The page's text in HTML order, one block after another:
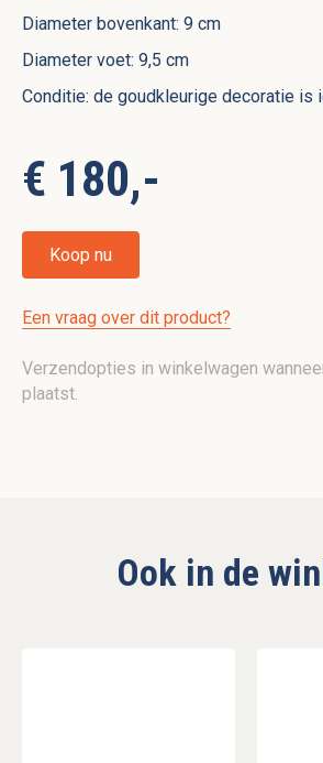
Diameter bovenkant: 9 cm
Diameter voet: 9,5 cm
Conditie: de goudkleurige decoratie is
€ 180,-
Koop nu
Een vraag over dit product?
Verzendopties in winkelwagen
plaatst.
Ook in de